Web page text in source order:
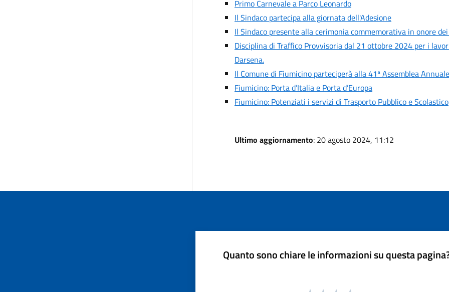
Primo Carnevale a Parco Leonardo
Il Sindaco partecipa alla giornata dell'Adesione
Il Sindaco presente alla cerimonia commemorativa in onore
Disciplina di Traffico Provvisoria dal 21 ottobre 2024 per i
Darsena.
Il Comune di Fiumicino parteciperà alla 41ª Assemblea Annuale
Fiumicino: Porta d’Italia e Porta d’Europa
Fiumicino: Potenziati i servizi di Trasporto Pubblico e Scolastico
Ultimo aggiornamento: 20 agosto 2024, 11:12
Quanto sono chiare le informazioni su questa